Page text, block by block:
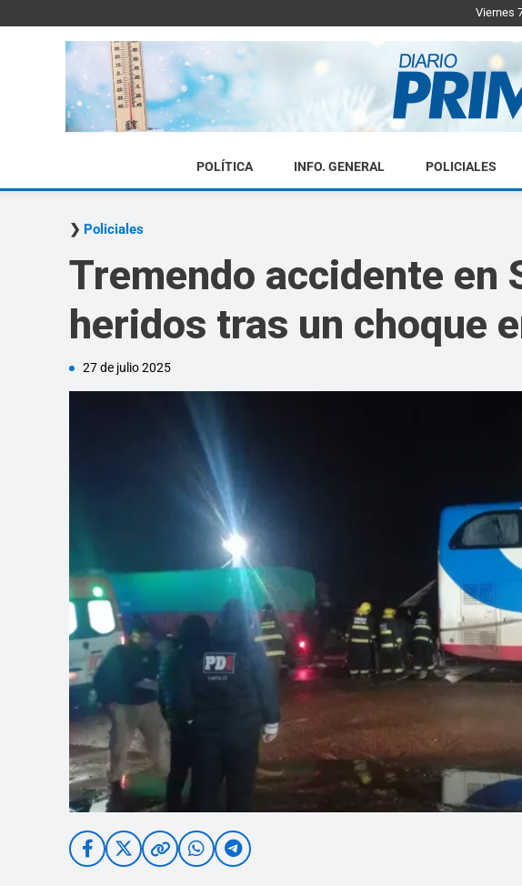
Viernes
POLÍTICA INFO. GENERAL POLICIALES
Policiales
Tremendo accidente en
heridos tras un choque
27 de julio 2025